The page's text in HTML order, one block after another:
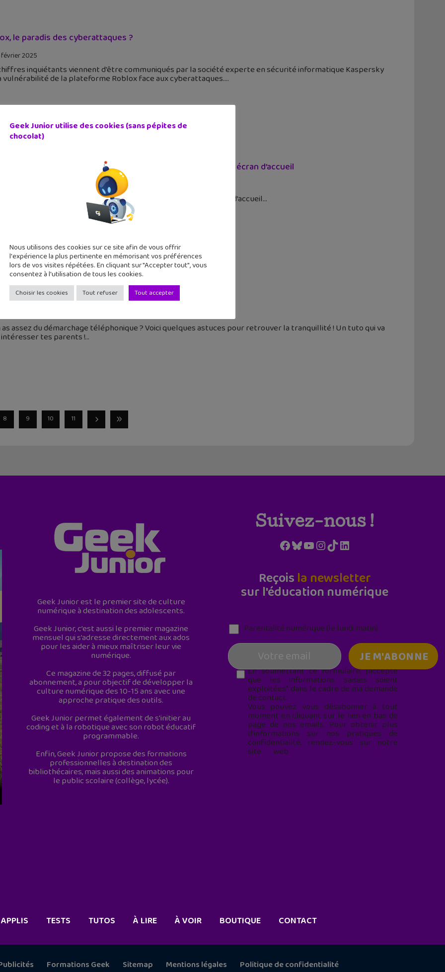
le paradis des cyberattaques ?
février 2025
inquiétants viennent d'être communiqués par la société experte en sécurité informatique Kaspersky
vulnérabilité de la plateforme Roblox face aux cyberattaques.
: 3 astuces pour trouver l’info plus vite sur ton écran d’accueil
: 3 astuces pour trouver l’info plus vite sur ton écran d’accueil
: comment bloquer le spam téléphonique
as assez du démarchage téléphonique ? Voici quelques astuces pour retrouver la tranquillité ! Un tuto qui va
intéresser tes parents !
8 9 10 11
Geek Junior est le premier site de culture
numérique à destination des adolescents.
Geek Junior, c’est aussi le premier magazine
mensuel qui s’adresse directement aux ados
pour les aider à mieux maîtriser leur vie
numérique.
Ce magazine de 32 pages, diffusé par
abonnement, a pour objectif de développer la
culture numérique des 10-15 ans avec une
approche pratique des outils.
Geek Junior permet également de s'initier au
coding et à la robotique avec son robot éducatif
programmable.
Enfin, Geek Junior propose des formations
professionnelles à destination des
bibliothécaires, mais aussi des animations pour
le public scolaire (collège, lycée).
Suivez-nous !
Facebook
Bluesky
YouTube
Instagram
TikTokLinkedIn
Reçois la newsletter
sur l'éducation numérique
Parentalité numérique (le lundi matin)
En soumettant ce formulaire, j’accepte
que les informations saisies soient
exploitées* dans le cadre de ma demande
de contact.
Vous pouvez vous désabonner à tout
moment en cliquant sur le lien en bas de
page de nos emails. Pour obtenir plus
d'informations sur nos pratiques de
confidentialité, rendez-vous sur notre
site web
Geek Junior utilise des cookies (sans pépites de
chocolat)
Nous utilisons des cookies sur ce site afin de vous offrir
l'expérience la plus pertinente en mémorisant vos préférences
lors de vos visites répétées. En cliquant sur "Accepter tout", vous
consentez à l'utilisation de tous les cookies.
Choisir les cookies Tout refuser Tout accepter
APPLIS TESTS TUTOS À LIRE À VOIR BOUTIQUE CONTACT
Formations Geek Sitemap Mentions légales Politique de confidentialité